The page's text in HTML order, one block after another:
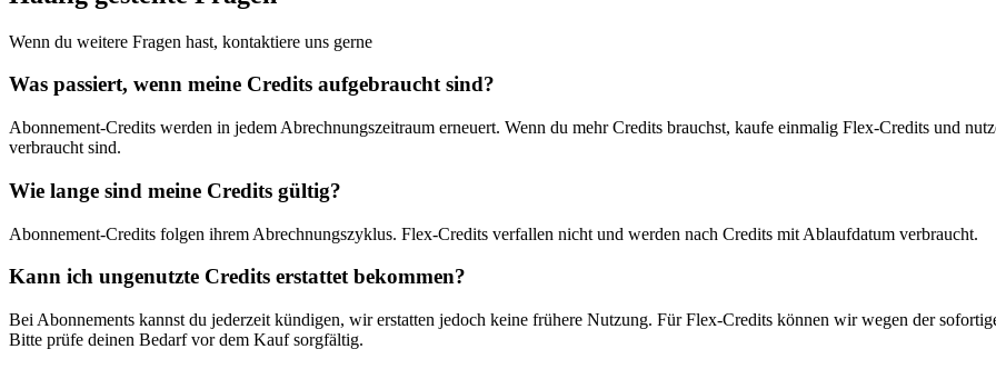
Wenn du weitere Fragen hast, kontaktiere uns gerne
Was passiert, wenn meine Credits aufgebraucht sind?
Abonnement-Credits werden in jedem Abrechnungszeitraum erneuert. Wenn du mehr Credits brauchst, kaufe einmalig Flex-Credits und
verbraucht sind.
Wie lange sind meine Credits gültig?
Abonnement-Credits folgen ihrem Abrechnungszyklus. Flex-Credits verfallen nicht und werden nach Credits mit Ablaufdatum verbraucht.
Kann ich ungenutzte Credits erstattet bekommen?
Bei Abonnements kannst du jederzeit kündigen, wir erstatten jedoch keine frühere Nutzung. Für Flex-Credits können wir wegen der
Bitte prüfe deinen Bedarf vor dem Kauf sorgfältig.